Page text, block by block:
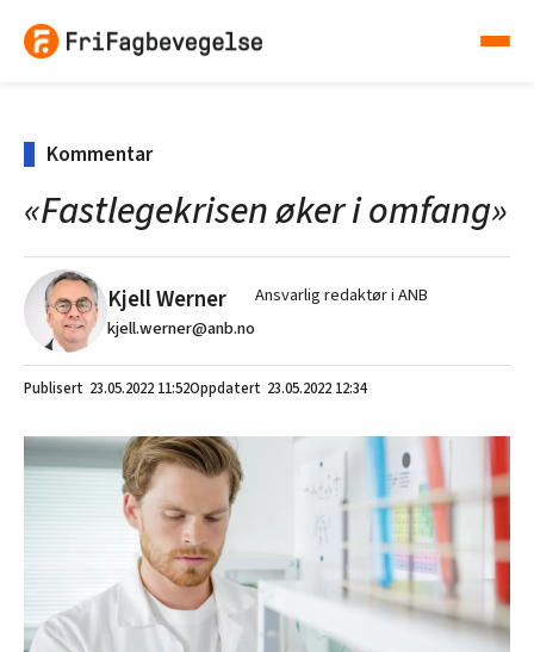
Kommentar
«Fastlegekrisen øker i omfang»
Kjell Werner
kjell.werner@anb.no
Ansvarlig redaktør i ANB
23.05.2022 11:52 23.05.2022 12:34